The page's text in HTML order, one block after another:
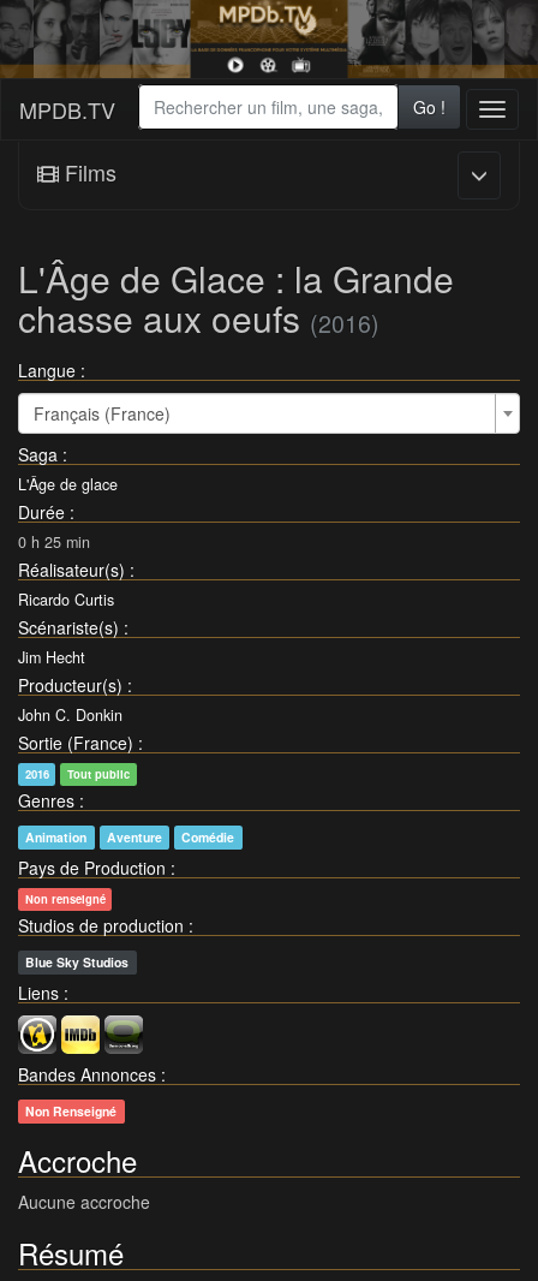
MPDB.TV Go !
Films
L'Âge de Glace : la Grande
chasse aux oeufs (2016)
Langue :
Français (France)
Saga :
L'Âge de glace
Durée :
0 h 25 min
Réalisateur(s) :
Ricardo Curtis
Scénariste(s) :
Jim Hecht
Producteur(s) :
John C. Donkin
Sortie (France) :
2016 Tout public
Genres :
Animation Aventure Comédie
Pays de Production :
Non renseigné
Studios de production :
Blue Sky Studios
Liens :
Bandes Annonces :
Non Renseigné
Accroche
Aucune accroche
Résumé